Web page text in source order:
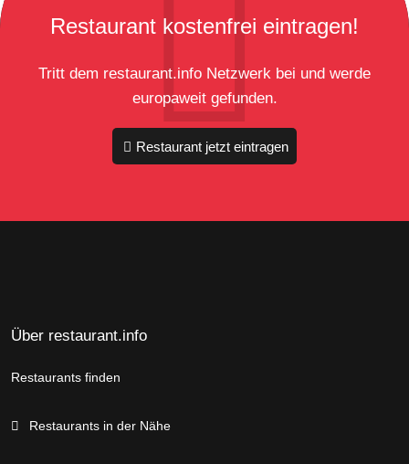
Restaurant kostenfrei eintragen!
Tritt dem restaurant.info Netzwerk bei und werde
europaweit gefunden.
Restaurant jetzt eintragen
Über restaurant.info
Restaurants finden
Restaurants in der Nähe